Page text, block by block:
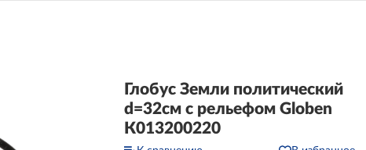
Глобус Земли политический
d=32cм c рельефом Globen
К013200220